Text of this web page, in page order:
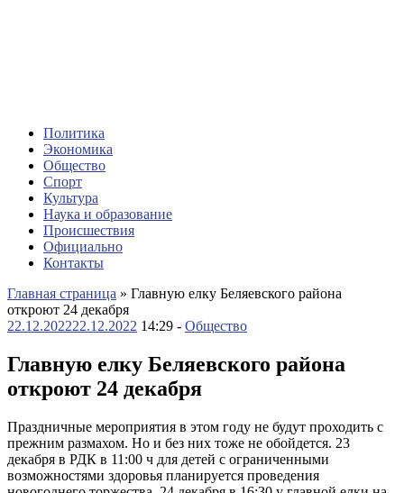
Политика
Экономика
Общество
Спорт
Культура
Наука и образование
Происшествия
Официально
Контакты
Главная страница » Главную елку Беляевского района
откроют 24 декабря
22.12.202222.12.2022 14:29 - Общество
Главную елку Беляевского района
откроют 24 декабря
Праздничные мероприятия в этом году не будут проходить с
прежним размахом. Но и без них тоже не обойдется. 23
декабря в РДК в 11:00 ч для детей с ограниченными
возможностями здоровья планируется проведения